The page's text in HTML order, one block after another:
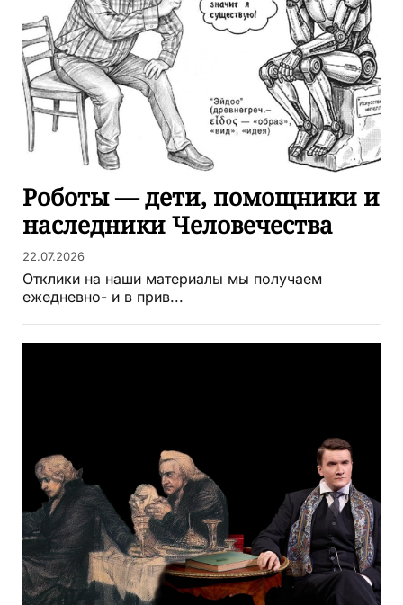
Роботы — дети, помощники и
наследники Человечества
22.07.2026
Отклики на наши материалы мы получаем
ежедневно- и в прив...